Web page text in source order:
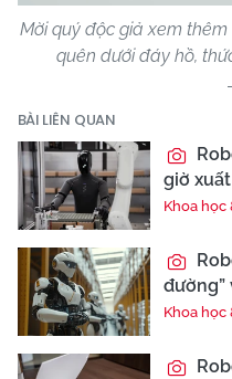
Mời quý độc giả xem
quên dưới đáy hồ,
BÀI LIÊN QUAN
giờ
Khoa học
đường”
Khoa học